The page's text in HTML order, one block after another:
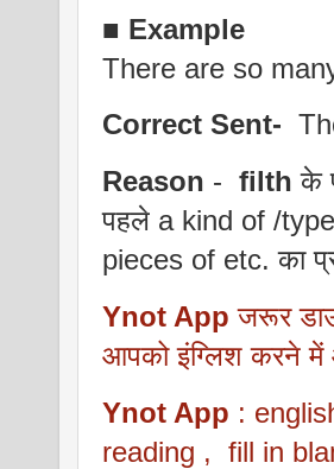
■ Example
There are so
Correct Sent-
Reason - filthके
पहले a kind of /
pieces of etc. का
Ynot App जरूर
आपको इंग्लिश करने में
Ynot App :
reading , fill in